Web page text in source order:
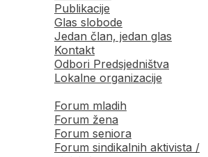
Publikacije
Glas slobode
Jedan član, jedan glas
Kontakt
Odbori Predsjedništva
Lokalne organizacije
Forum mladih
Forum žena
Forum seniora
Forum sindikalnih aktivista /